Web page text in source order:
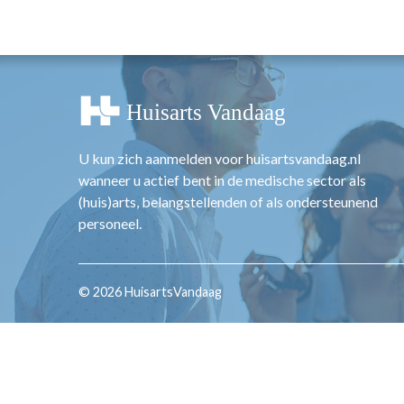
TARIEVEN
VPHUISARTSEN
MEDISCHE
INLOGGEN
REGISTRATIE
U kun zich aanmelden voor huisartsvandaag.nl
wanneer u actief bent in de medische sector als
(huis)arts, belangstellenden of als ondersteunend
personeel.
© 2026 HuisartsVandaag